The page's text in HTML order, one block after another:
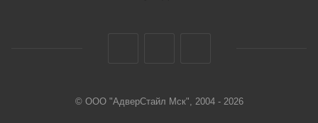
© ООО "АдверСтайл Мск", 2004 - 2026